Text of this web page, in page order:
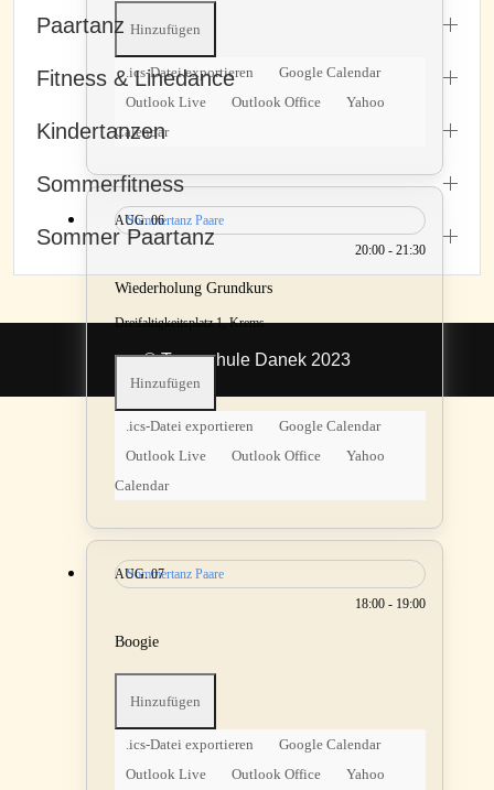
Hinzufügen
.ics-Datei exportieren
Google Calendar
Outlook Live
Outlook Office
Yahoo
Calendar
Sommertanz Paare
AUG.06
20:00 - 21:30
Wiederholung Grundkurs
Dreifaltigkeitsplatz 1, Krems
Hinzufügen
.ics-Datei exportieren
Google Calendar
Outlook Live
Outlook Office
Yahoo
Calendar
Sommertanz Paare
AUG.07
18:00 - 19:00
Boogie
Hinzufügen
.ics-Datei exportieren
Google Calendar
Outlook Live
Outlook Office Yahoo
Paartanz
Fitness & Linedance
Kindertanzen
Sommerfitness
Sommer Paartanz
© Tanzschule Danek 2023